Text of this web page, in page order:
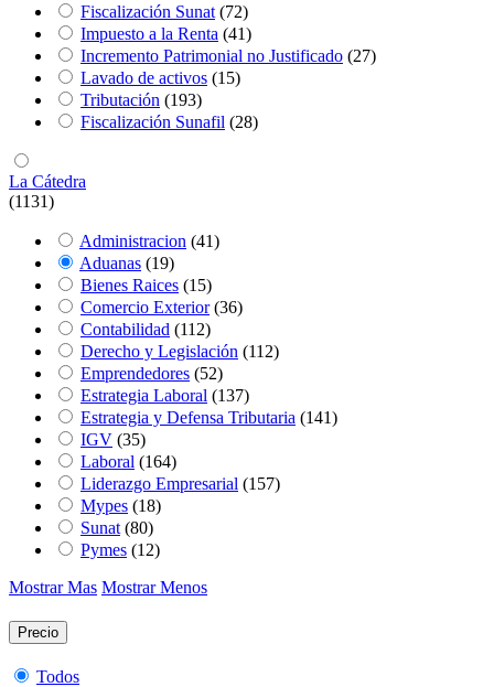
Fiscalización Sunat (72)
Impuesto a la Renta (41)
Incremento Patrimonial no Justificado (27)
Lavado de activos (15)
Tributación (193)
Fiscalización Sunafil (28)
La Cátedra
(1131)
Administracion (41)
Aduanas (19)
Bienes Raices (15)
Comercio Exterior (36)
Contabilidad (112)
Derecho y Legislación (112)
Emprendedores (52)
Estrategia Laboral (137)
Estrategia y Defensa Tributaria (141)
IGV (35)
Laboral (164)
Liderazgo Empresarial (157)
Mypes (18)
Sunat (80)
Pymes (12)
Mostrar Mas Mostrar Menos
Precio
Todos